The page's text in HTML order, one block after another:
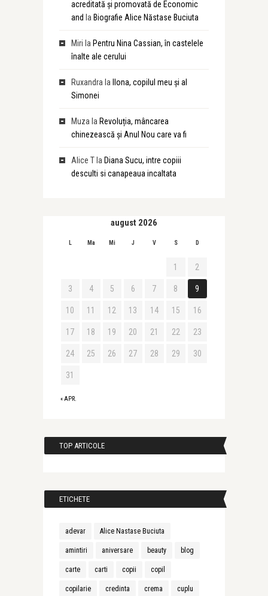
acreditată și promovată de Economic
and la Biografie Alice Năstase Buciuta
Miri la Pentru Nina Cassian, în castelele
înalte ale cerului
Ruxandra la
Ilona, copilul meu și al
Simonei
Muza la Revoluția, mâncarea
chinezească și Anul Nou care va fi
Alice Tla Diana Sucu, intre copiii
desculti si canapeaua incaltata
august 2026
L Ma Mi J V S D
« APR.
1 2
3 4 5 6 7 8 9
10 11 12 13 14 15 16
17 18 19 20 21 22 23
24 25 26 27 28 29 30
31
TOP ARTICOLE
ETICHETE
adevar Alice Nastase Buciuta
amintiri aniversare beauty blog
carte carti copii copil
copilarie credinta crema cuplu